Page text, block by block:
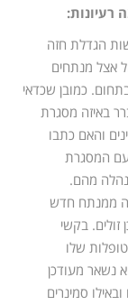
רעיונות:
הגדלת חזה
אצל מנתחים
כמובן שכדאי
באיזה מסגרת
והאם כתבו
עם המסגרת
מהם.
ממנתח חדש
בקשי
שלו
נשאר מעודכן
סמינרים